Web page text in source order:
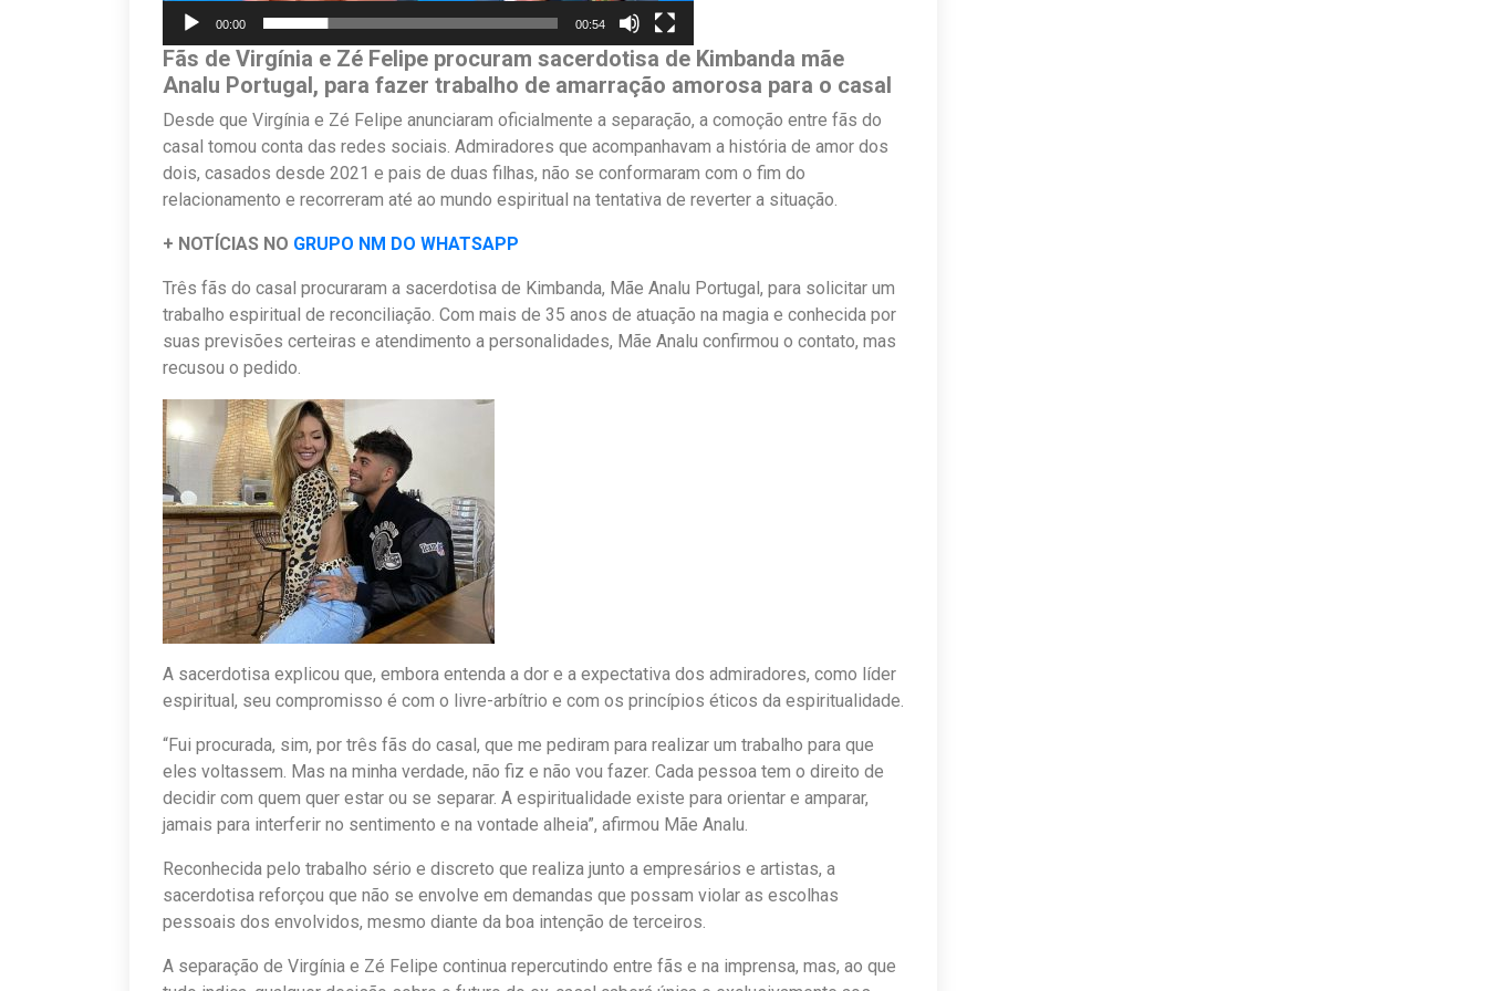
00:00 00:54
Fãs de Virgínia e Zé Felipe procuram sacerdotisa de Kimbanda mãe
Analu Portugal, para fazer trabalho de amarração amorosa para o casal
Desde que Virgínia e Zé Felipe anunciaram oficialmente a separação, a comoção entre fãs do
casal tomou conta das redes sociais. Admiradores que acompanhavam a história de amor dos
dois, casados desde 2021 e pais de duas filhas, não se conformaram com o fim do
relacionamento e recorreram até ao mundo espiritual na tentativa de reverter a situação.
+ NOTÍCIAS NO GRUPO NM DO WHATSAPP
Três fãs do casal procuraram a sacerdotisa de Kimbanda, Mãe Analu Portugal, para solicitar um
trabalho espiritual de reconciliação. Com mais de 35 anos de atuação na magia e conhecida por
suas previsões certeiras e atendimento a personalidades, Mãe Analu confirmou o contato, mas
recusou o pedido.
A sacerdotisa explicou que, embora entenda a dor e a expectativa dos admiradores, como líder
espiritual, seu compromisso é com o livre-arbítrio e com os princípios éticos da espiritualidade.
“Fui procurada, sim, por três fãs do casal, que me pediram para realizar um trabalho para que
eles voltassem. Mas na minha verdade, não fiz e não vou fazer. Cada pessoa tem o direito de
decidir com quem quer estar ou se separar. A espiritualidade existe para orientar e amparar,
jamais para interferir no sentimento e na vontade alheia”, afirmou Mãe Analu.
Reconhecida pelo trabalho sério e discreto que realiza junto a empresários e artistas, a
sacerdotisa reforçou que não se envolve em demandas que possam violar as escolhas
pessoais dos envolvidos, mesmo diante da boa intenção de terceiros.
A separação de Virgínia e Zé Felipe continua repercutindo entre fãs e na imprensa, mas, ao que